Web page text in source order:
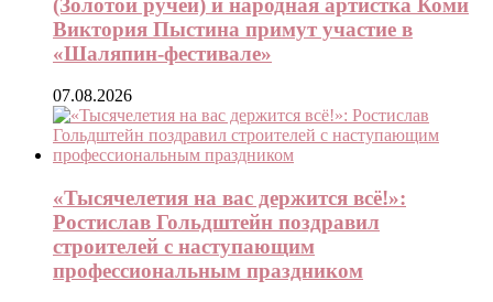
(Золотой ручей) и народная артистка Коми
Виктория Пыстина примут участие в
«Шаляпин-фестивале»
07.08.2026
«Тысячелетия на вас держится всё!»:
Ростислав Гольдштейн поздравил
строителей с наступающим
профессиональным праздником